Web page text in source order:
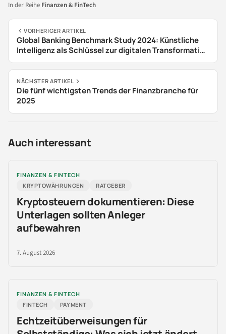
In der Reihe Finanzen & FinTech
VORHERIGER ARTIKEL
Global Banking Benchmark Study 2024: Künstliche
Intelligenz als Schlüssel zur digitalen Transformation
im Bankensektor
NÄCHSTER ARTIKEL
Die fünf wichtigsten Trends der Finanzbranche für
2025
Auch interessant
FINANZEN & FINTECH
KRYPTOWÄHRUNGEN
RATGEBER
Kryptosteuern dokumentieren: Diese
Unterlagen sollten Anleger
aufbewahren
7. August 2026
FINANZEN & FINTECH
FINTECH
PAYMENT
Echtzeitüberweisungen für